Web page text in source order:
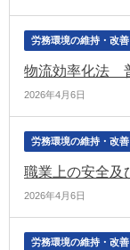
労務環境の維持・改善
2026年4月6日
労務環境の維持・改善
2026年4月6日
労務環境の維持・改善